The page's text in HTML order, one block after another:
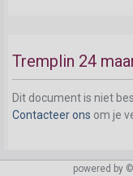
Tremplin 24
Dit document is niet
Contacteer ons om je
powered by